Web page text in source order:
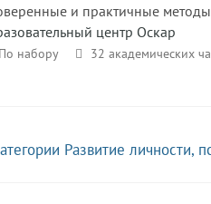
и практичные методы
центр Оскар
По набору 32 академических
Развитие личности,